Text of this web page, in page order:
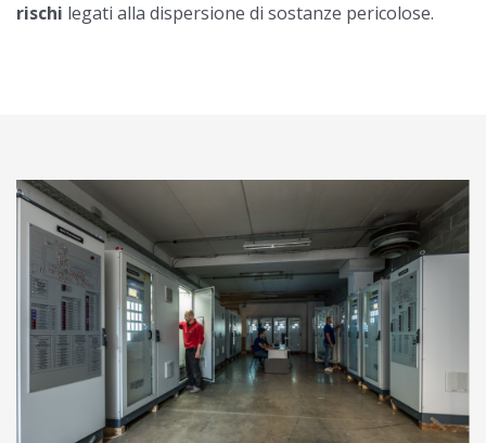
rischi legati alla dispersione di sostanze pericolose.